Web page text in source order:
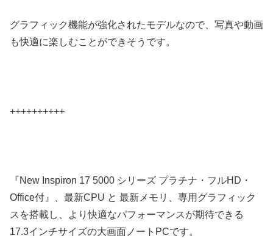
グラフィック機能が強化されたモデルなので、写真や動画
も快適に楽しむことができそうです。
++++++++++
『New Inspiron 17 5000 シリーズ プラチナ・フルHD・
Office付』、最新CPU と 最新メモリ、専用グラフィック
スを搭載し、より快適なパフォーマンスが期待できる
17.3インチサイズの大画面ノートPCです。